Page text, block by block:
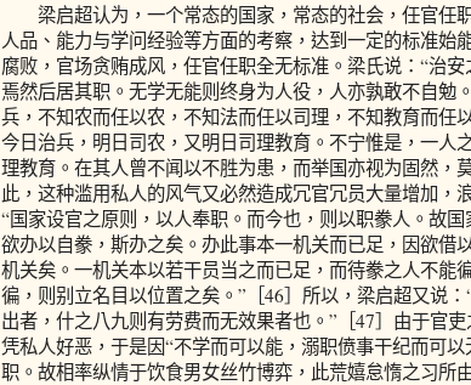
梁启超认为，一个常态的国家，常态的社会，任官任
人品、能力与学问经验等方面的考察，达到一定的标准始
腐败，官场贪贿成风，任官任职全无标准。梁氏说：“治
焉然后居其职。无学无能则终身为人役，人亦孰敢不自勉
兵，不知农而任以农，不知法而任以司理，不知教育而任
今日治兵，明日司农，又明日司理教育。不宁惟是，一人
理教育。在其人曾不闻以不胜为患，而举国亦视为固然，
此，这种滥用私人的风气又必然造成冗官冗员大量增加，
“国家设官之原则，以人奉职。而今也，则以职豢人。故
欲办以自豢，斯办之矣。办此事本一机关而已足，因欲借
机关矣。一机关本以若干员当之而已足，而待豢之人不能
徧，则别立名目以位置之矣。”［46］所以，梁启超又说
出者，什之八九则有劳费而无效果者也。”［47］由于官
凭私人好恶，于是因“不学而可以能，溺职偾事干纪而可
职。故相率纵情于饮食男女丝竹博弈，此荒嬉怠惰之习所